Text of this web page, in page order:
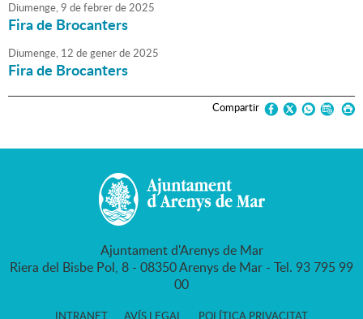
Diumenge,9 defebrerde2025
Fira de Brocanters
Diumenge, 12 degenerde2025
Fira de Brocanters
Compartir
Ajuntament d'Arenys de Mar
Riera del Bisbe Pol, 8 - 08350 Arenys de Mar - Tel. 93 795 99
00
INTRANET AVÍS LEGAL POLÍTICA PRIVACITAT